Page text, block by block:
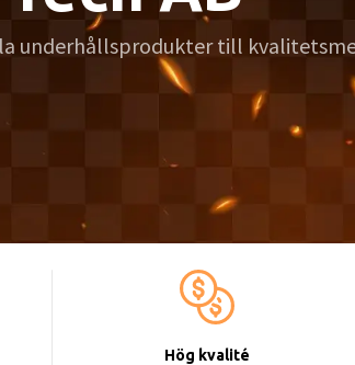
Hög kvalité